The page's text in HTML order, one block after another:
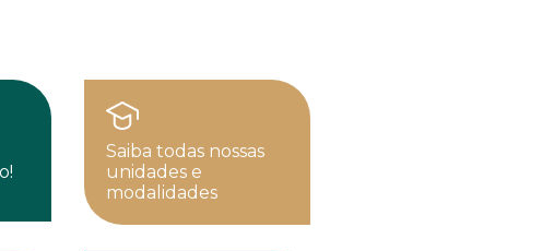
Saiba todas nossas
unidades e
modalidades